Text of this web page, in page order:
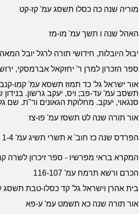
מוריה שנה כה כסלו תשסג עמ' קז-קט
האהל שנה ו תשך עמ' מו-מז
יבול היובלות, חידושי תורה לרגל יובל המאה
ספר הזכרון למרן ר' יחזקאל אברמסקי,
אור ישראל גל' כד תמוז תשסא עמ' קמו-
תשסב עמ' עד-פב; ויס, יעקב גרשון.
סנגאוי, יעקב. מחלוקת הגאונים ור"ת. שם
אור תורה שנה לט תשסז עמ' פו-צז
הפרדס שנה כז חוב' א תשרי תשיג עמ' 1-4
המקרא בראי מפרשיו - ספר זיכרון לשרה קמין
הכרם ורשא תרמח עמ' 116-107
בית אהרן וישראל גל' קד כסלו-טבת
אור תורה שנה כא תשמט עמ' ע-פא